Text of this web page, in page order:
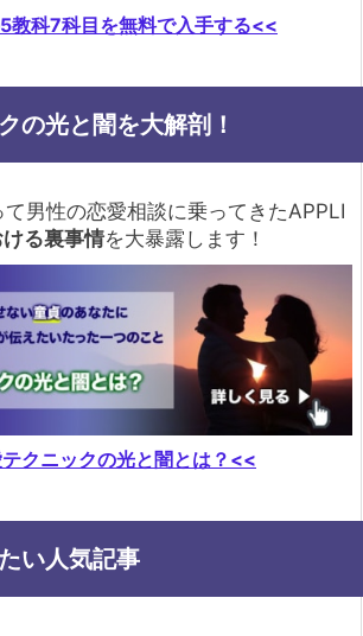
教科7科目を無料で入手する<<
の光と闇を大解剖！
男性の恋愛相談に乗ってきたAPPLI
る裏事情を大暴露します！
クニックの光と闇とは？<<
い人気記事